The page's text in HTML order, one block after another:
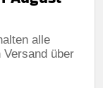
alle
Versand über